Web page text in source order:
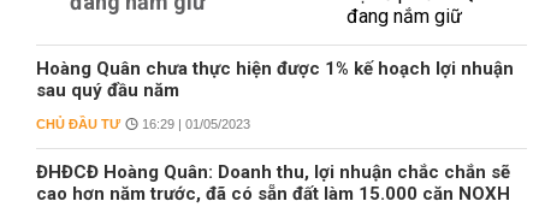
Hoàng Quân chưa thực hiện được 1% kế hoạch lợi nhuận
sau quý đầu năm
CHỦ ĐẦU TƯ 16:29 | 01/05/2023
ĐHĐCĐ Hoàng Quân: Doanh thu, lợi nhuận chắc chắn sẽ
cao hơn năm trước, đã có sẵn đất làm 15.000 căn NOXH